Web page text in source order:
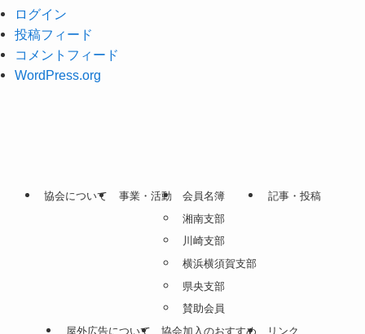
ログイン
投稿フィード
コメントフィード
WordPress.org
協会について 事業・活動
会員名簿
湘南支部
川崎支部
横浜横須賀支部
県央支部
賛助会員
記事・投稿
屋外広告について 協会加入のおすすめ リンク